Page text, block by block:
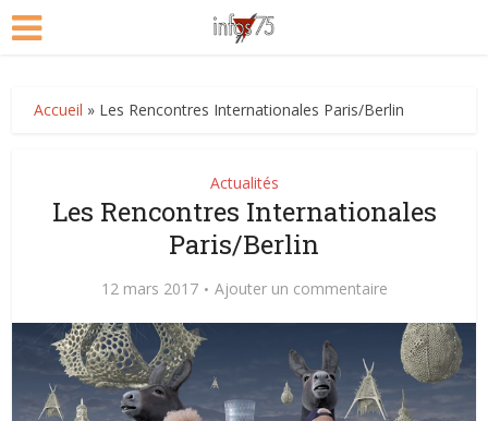
Accueil » Les Rencontres Internationales Paris/Berlin
Actualités
Les Rencontres Internationales
Paris/Berlin
12 mars 2017 Ajouter un commentaire